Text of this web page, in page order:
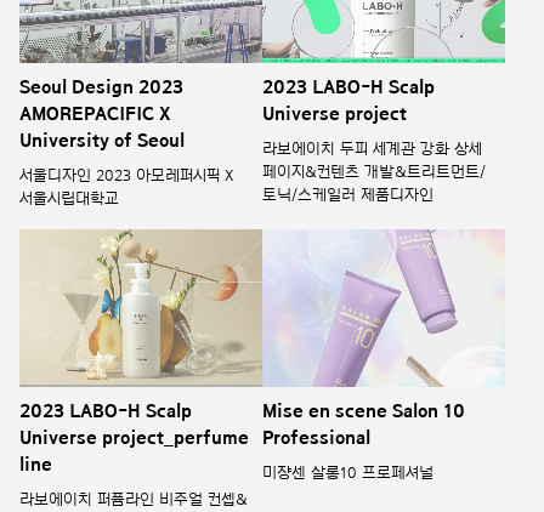
Seoul Design 2023
AMOREPACIFIC X
University of Seoul
서울디자인 2023 아모레퍼시픽 X
서울시립대학교
2023 LABO-H Scalp
Universe project
라보에이치 두피 세계관 강화 상세
페이지&컨텐츠 개발&트리트먼트/
토닉/스케일러 제품디자인
2023 LABO-H Scalp
Universe project_perfume
line
라보에이치 퍼퓸라인 비주얼 컨셉&
Mise en scene Salon 10
Professional
미쟝센 살롱10 프로페셔널